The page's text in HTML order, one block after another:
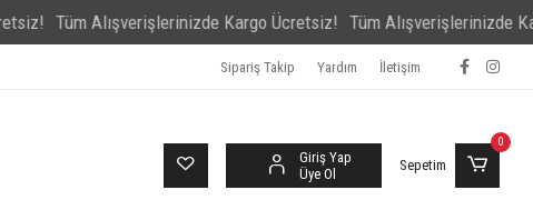
Tüm Alışverişlerinizde Kargo Ücretsiz! Tüm Alışverişlerinizde Kargo
Sipariş Takip Yardım İletişim
Giriş Yap
Üye Ol
Sepetim
0